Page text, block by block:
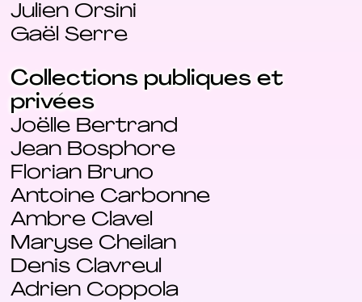
Julien Orsini
Gaël Serre
Collections publiques et
privées
Joëlle Bertrand
Jean Bosphore
Florian Bruno
Antoine Carbonne
Ambre Clavel
Maryse Cheilan
Denis Clavreul
Adrien Coppola